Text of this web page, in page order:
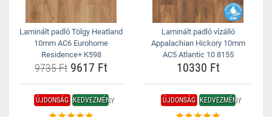
Laminált padló Tölgy Heatland
10mm AC6 Eurohome
Residence+ K598
9735 Ft 9617 Ft
Laminált padló vízálló
Appalachian Hickory 10mm
AC5 Atlantic 10 8155
10330 Ft
ÚJDONSÁG KEDVEZMÉNY ÚJDONSÁG KEDVEZMÉNY